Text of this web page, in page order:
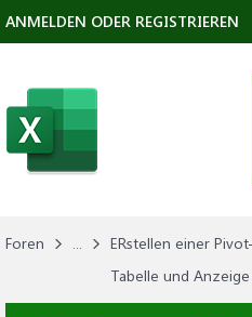
Foren ...
ERstellen einer
Tabelle und
ANMELDEN ODER REGISTRIEREN